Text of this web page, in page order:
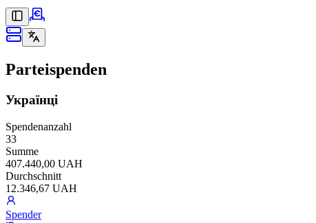
Parteispenden
Українці
Spendenanzahl
33
Summe
407.440,00 UAH
Durchschnitt
12.346,67 UAH
Spender